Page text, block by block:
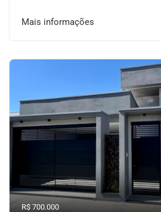
Mais informações
R$ 700.000